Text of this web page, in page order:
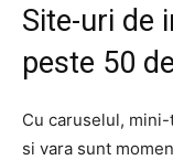
Site-uri de
peste 50
Cu caruselul,
si vara sunt